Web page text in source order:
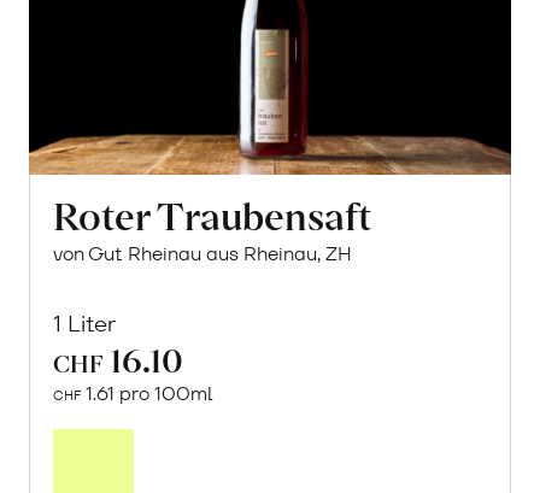
Roter Traubensaft
von Gut Rheinau aus Rheinau, ZH
1 Liter
CHF 16.10
CHF 1.61 pro 100ml